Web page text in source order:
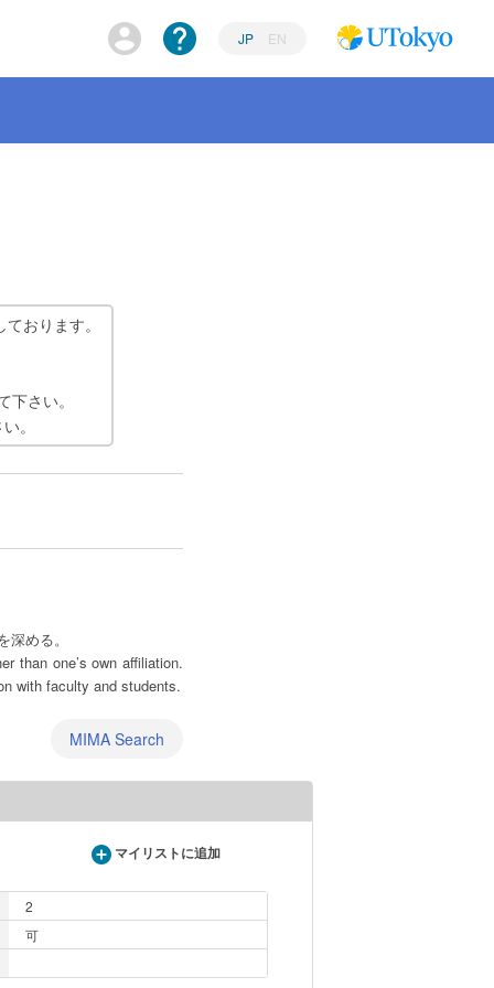
JP EN
おります。
さい。
。
める。
than one’s own affiliation.
with faculty and students.
MIMA Search
マイリストに追加
2
可